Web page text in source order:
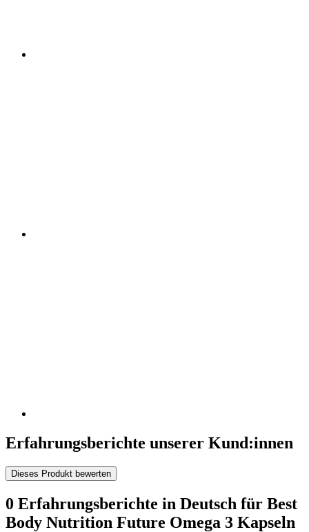
Erfahrungsberichte unserer Kund:innen
Dieses Produkt bewerten
0 Erfahrungsberichte in Deutsch für Best
Body Nutrition Future Omega 3 Kapseln